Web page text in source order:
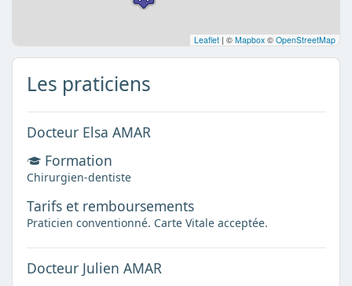
Leaflet | © Mapbox © OpenStreetMap
Les praticiens
Docteur Elsa AMAR
Formation
Chirurgien-dentiste
Tarifs et remboursements
Praticien conventionné. Carte Vitale acceptée.
Docteur Julien AMAR